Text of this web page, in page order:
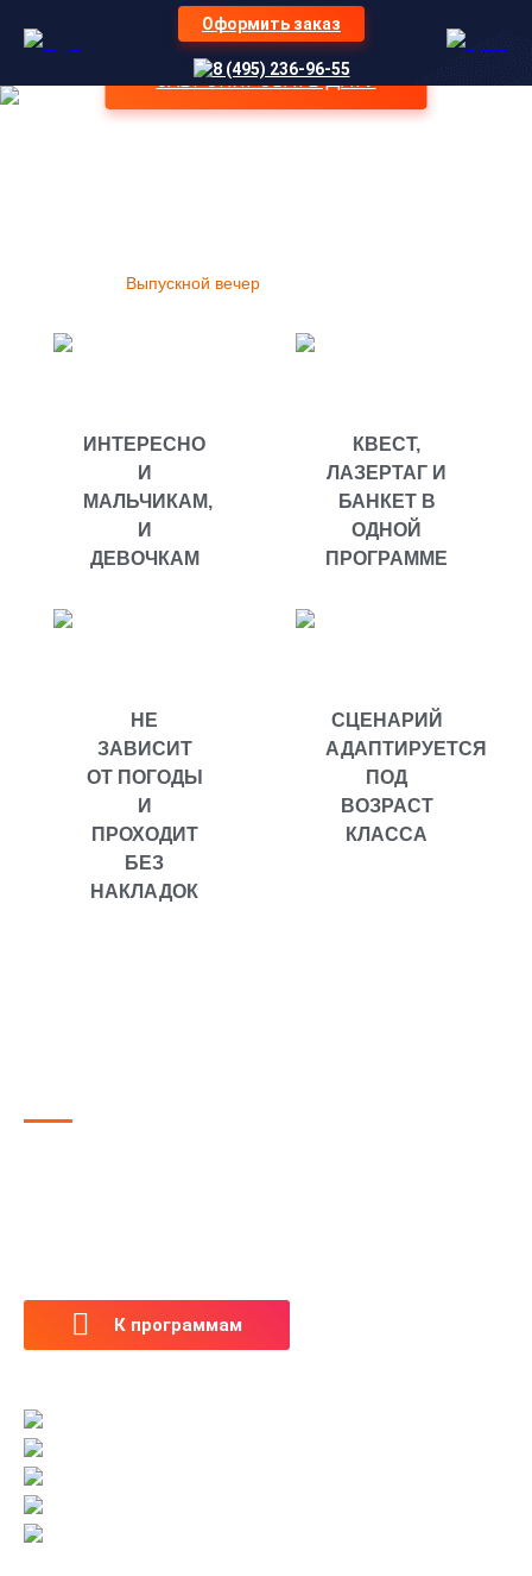
Оформить заказ
8 (495) 236-96-55
ЗАБРОНИРОВАТЬ ДАТУ
Где каждый ребёнок становится героем сюжетного
квеста с лазертагом и командного приключения с
ярким финалом
Выпускной вечер
ИНТЕРЕСНО
И
МАЛЬЧИКАМ,
И
ДЕВОЧКАМ
КВЕСТ,
ЛАЗЕРТАГ И
БАНКЕТ В
ОДНОЙ
ПРОГРАММЕ
НЕ
ЗАВИСИТ
ОТ ПОГОДЫ
И
ПРОХОДИТ
БЕЗ
НАКЛАДОК
СЦЕНАРИЙ
АДАПТИРУЕТСЯ
ПОД
ВОЗРАСТ
КЛАССА
К программам